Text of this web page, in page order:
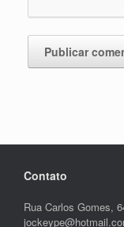
Contato
Rua Carlos Gomes,